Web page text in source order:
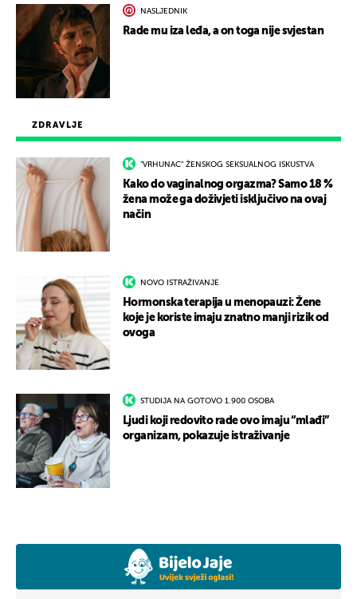
ZDRAVLJE
"VRHUNAC" ŽENSKOG SEKSUALNOG ISKUSTVA
Kako do vaginalnog orgazma? Samo 18 %
žena može ga doživjeti isključivo na ovaj
način
NOVO ISTRAŽIVANJE
Hormonska terapija u menopauzi: Žene
koje je koriste imaju znatno manji rizik od
ovoga
STUDIJA NA GOTOVO 1.900 OSOBA
Ljudi koji redovito rade ovo imaju “mlađi”
organizam, pokazuje istraživanje
NASLJEDNIK
Rade mu iza leđa, a on toga nije svjestan